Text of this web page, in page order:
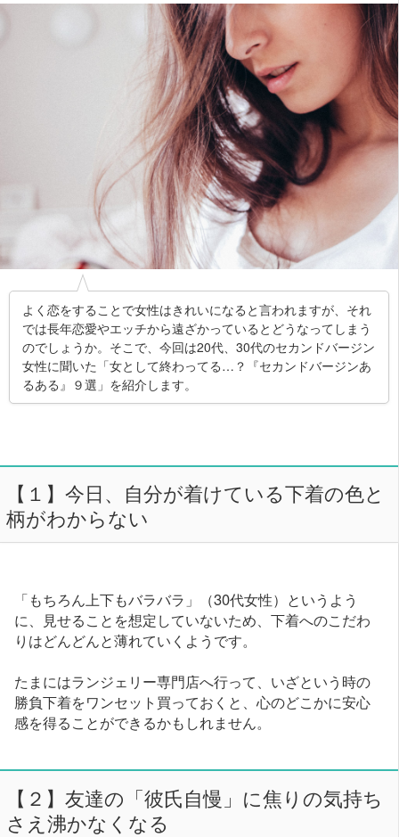
よく恋をすることで女性はきれいになると言われますが、それ
では長年恋愛やエッチから遠ざかっているとどうなってしまう
のでしょうか。そこで、今回は20代、30代のセカンドバージン
女性に聞いた「女として終わってる…？『セカンドバージンあ
るある』９選」を紹介します。
【１】今日、自分が着けている下着の色と
柄がわからない
「もちろん上下もバラバラ」（30代女性）というよう
に、見せることを想定していないため、下着へのこだわ
りはどんどんと薄れていくようです。
たまにはランジェリー専門店へ行って、いざという時の
勝負下着をワンセット買っておくと、心のどこかに安心
感を得ることができるかもしれません。
【２】友達の「彼氏自慢」に焦りの気持ち
さえ沸かなくなる